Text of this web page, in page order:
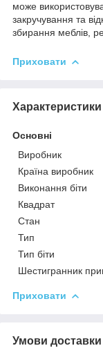
може
закручування та
збирання меблів,
Приховати
Характеристики
Основні
Виробник
Країна виробник
Виконання біти
Квадрат
Стан
Тип
Тип біти
Шестигранник
Приховати
Умови доставки